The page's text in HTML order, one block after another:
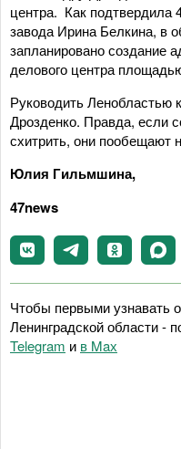
центра. Как подтвердила
завода Ирина Белкина, в
запланировано создание
делового центра
Руководить Ленобластью
Дрозденко. Правда, если
схитрить, они пообещают
Юлия Гильмшина,
47news
Чтобы первыми узнавать
Ленинградской области -
Telegram и в Maх